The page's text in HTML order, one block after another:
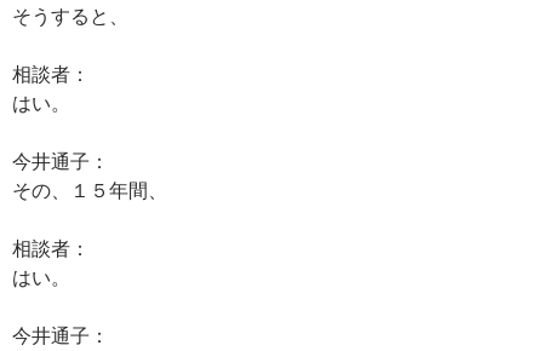
そうすると、
相談者：
はい。
今井通子：
その、１５年間、
相談者：
はい。
今井通子：